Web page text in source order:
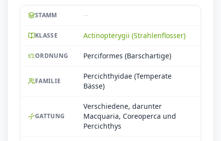
STAMM --
KLASSE Actinopterygii (Strahlenflosser)
ORDNUNG Perciformes (Barschartige)
FAMILIE
Percichthyidae (Temperate
Bässe)
GATTUNG
Verschiedene, darunter
Macquaria, Coreoperca und
Percichthys